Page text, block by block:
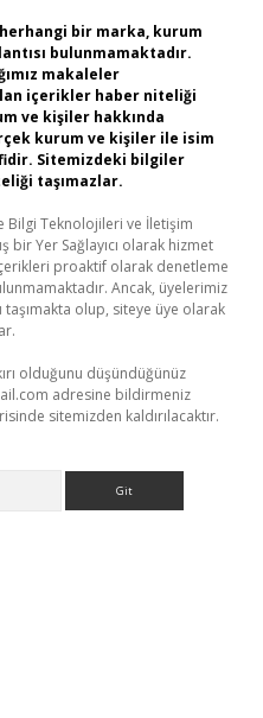
bir marka, kurum
bulunmamaktadır.
makaleler
içerikler haber niteliği
ve kişiler hakkında
kurum ve kişiler ile isim
Sitemizdeki bilgiler
taşımazlar.
Bilgi Teknolojileri ve İletişim
bir Yer Sağlayıcı olarak hizmet
proaktif olarak denetleme
Ancak, üyelerimiz
olup, siteye üye olarak
olduğunu düşündüğünüz
adresine bildirmeniz
sitemizden kaldırılacaktır.